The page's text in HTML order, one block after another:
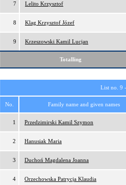
7 Lelito Krzysztof
8 Klag Krzysztof Józef
9 Krzeszowski Kamil Lucjan
Totalling
List no. 9
No. Family name and given names
1 Przedzimirski Kamil Szymon
2 Hanusiak Maria
3 Duchoń Magdalena Joanna
4 Orzechowska Patrycja Klaudia